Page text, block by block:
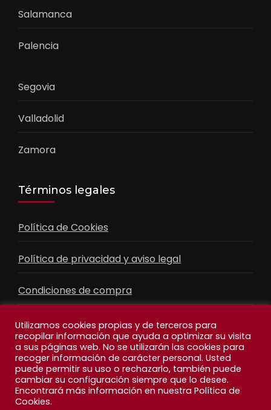
Salamanca
Palencia
Segovia
Valladolid
Zamora
Términos legales
Política de Cookies
Política de privacidad y aviso legal
Condiciones de compra
Contacto
Facebook
Feed
Utilizamos cookies propias y de terceros para
recopilar información que ayuda a optimizar su visita
a sus páginas web. No se utilizarán las cookies para
recoger información de carácter personal. Usted
puede permitir su uso o rechazarlo, también puede
cambiar su configuración siempre que lo desee.
Encontrará más información en nuestra Política de
Cookies.